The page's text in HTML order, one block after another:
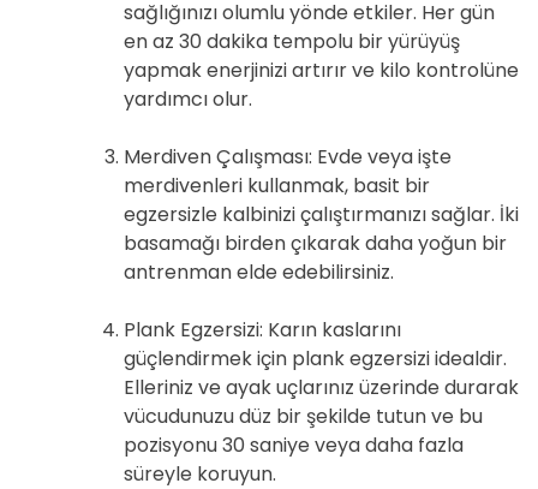
sağlığınızı olumlu yönde etkiler. Her gün
en az 30 dakika tempolu bir yürüyüş
yapmak enerjinizi artırır ve kilo kontrolüne
yardımcı olur.
Merdiven Çalışması: Evde veya işte
merdivenleri kullanmak, basit bir
egzersizle kalbinizi çalıştırmanızı sağlar. İki
basamağı birden çıkarak daha yoğun bir
antrenman elde edebilirsiniz.
Plank Egzersizi: Karın kaslarını
güçlendirmek için plank egzersizi idealdir.
Elleriniz ve ayak uçlarınız üzerinde durarak
vücudunuzu düz bir şekilde tutun ve bu
pozisyonu 30 saniye veya daha fazla
süreyle koruyun.